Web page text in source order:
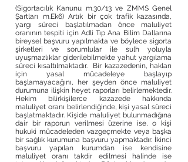
(Sigortacılık Kanunu m.30/13 ve ZMMS Genel
Şartları m.Ek6) Artık bir çok trafik kazasında,
yargı süreci başlatılmadan önce maluliyet
oranının tespiti için Adli Tıp Ana Bilim Dallarına
bireysel başvuru yapılmakta ve böylece sigorta
şirketleri ve sorumlular ile sulh yoluyla
uyuşmazlıklar giderilebilmekte yahut yargılama
süreci kısaltılmaktadır. Bir kazazedenin, hakları
için yasal mücadeleye başlayıp
başlamayacağını, her şeyden önce maluliyet
durumuna ilişkin heyet raporları belirlemektedir.
Hekim bilirkişilerce kazazede hakkında
maluliyet oranı belirlendiğinde, kişi yasal süreci
başlatmaktadır. Kişide maluliyet bulunmadığına
dair bir raporun verilmesi üzerine ise, o kişi
hukuki mücadeleden vazgeçmekte veya başka
bir sağlık kurumuna başvuru yapmaktadır. İkinci
başvuru yapılan kurumdan ise kendisine
maluliyet oranı takdir edilmesi halinde ise